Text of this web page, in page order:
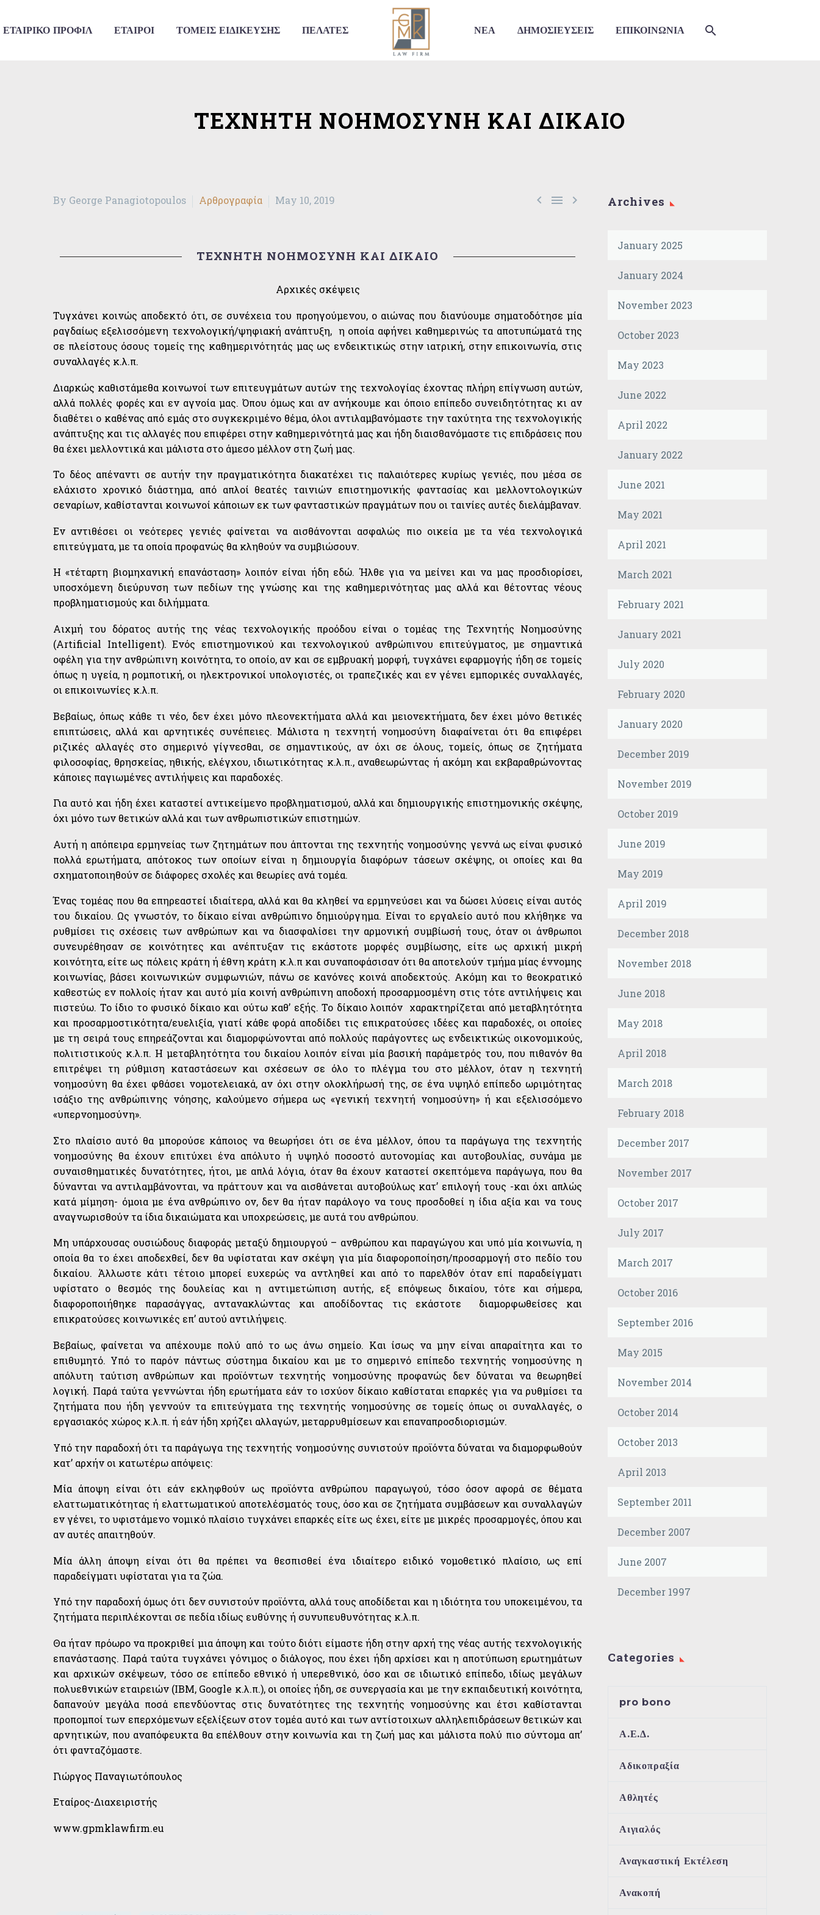
ΕΤΑΙΡΙΚΟ ΠΡΟΦΙΛ ΕΤΑΙΡΟΙ ΤΟΜΕΙΣ ΕΙΔΙΚΕΥΣΗΣ ΠΕΛΑΤΕΣ ΝΕΑ ΔΗΜΟΣΙΕΥΣΕΙΣ ΕΠΙΚΟΙΝΩΝΙΑ
ΤΕΧΝΗΤΗ ΝΟΗΜΟΣΥΝΗ ΚΑΙ ΔΙΚΑΙΟ
  
By George Panagiotopoulos Αρθρογραφία May 10, 2019
ΤΕΧΝΗΤΗ ΝΟΗΜΟΣΥΝΗ ΚΑΙ ΔΙΚΑΙΟ
Αρχικές σκέψεις
Τυγχάνει κοινώς αποδεκτό ότι, σε συνέχεια του προηγούμενου, ο αιώνας που διανύουμε σηματοδότησε μία
ραγδαίως εξελισσόμενη τεχνολογική/ψηφιακή ανάπτυξη, η οποία αφήνει καθημερινώς τα αποτυπώματά της
σε πλείστους όσους τομείς της καθημερινότητάς μας ως ενδεικτικώς στην ιατρική, στην επικοινωνία, στις
συναλλαγές κ.λ.π.
Διαρκώς καθιστάμεθα κοινωνοί των επιτευγμάτων αυτών της τεχνολογίας έχοντας πλήρη επίγνωση αυτών,
αλλά πολλές φορές και εν αγνοία μας. Όπου όμως και αν ανήκουμε και όποιο επίπεδο συνειδητότητας κι αν
διαθέτει ο καθένας από εμάς στο συγκεκριμένο θέμα, όλοι αντιλαμβανόμαστε την ταχύτητα της τεχνολογικής
ανάπτυξης και τις αλλαγές που επιφέρει στην καθημερινότητά μας και ήδη διαισθανόμαστε τις επιδράσεις που
θα έχει μελλοντικά και μάλιστα στο άμεσο μέλλον στη ζωή μας.
Το δέος απέναντι σε αυτήν την πραγματικότητα διακατέχει τις παλαιότερες κυρίως γενιές, που μέσα σε
ελάχιστο χρονικό διάστημα, από απλοί θεατές ταινιών επιστημονικής φαντασίας και μελλοντολογικών
σεναρίων, καθίστανται κοινωνοί κάποιων εκ των φανταστικών πραγμάτων που οι ταινίες αυτές διελάμβαναν.
Εν αντιθέσει οι νεότερες γενιές φαίνεται να αισθάνονται ασφαλώς πιο οικεία με τα νέα τεχνολογικά
επιτεύγματα, με τα οποία προφανώς θα κληθούν να συμβιώσουν.
Η «τέταρτη βιομηχανική επανάσταση» λοιπόν είναι ήδη εδώ. Ήλθε για να μείνει και να μας προσδιορίσει,
υποσχόμενη διεύρυνση των πεδίων της γνώσης και της καθημερινότητας μας αλλά και θέτοντας νέους
προβληματισμούς και διλήμματα.
Αιχμή του δόρατος αυτής της νέας τεχνολογικής προόδου είναι ο τομέας της Τεχνητής Νοημοσύνης
(Artificial Intelligent). Ενός επιστημονικού και τεχνολογικού ανθρώπινου επιτεύγματος, με σημαντικά
οφέλη για την ανθρώπινη κοινότητα, το οποίο, αν και σε εμβρυακή μορφή, τυγχάνει εφαρμογής ήδη σε τομείς
όπως η υγεία, η ρομποτική, οι ηλεκτρονικοί υπολογιστές, οι τραπεζικές και εν γένει εμπορικές συναλλαγές,
οι επικοινωνίες κ.λ.π.
Βεβαίως, όπως κάθε τι νέο, δεν έχει μόνο πλεονεκτήματα αλλά και μειονεκτήματα, δεν έχει μόνο θετικές
επιπτώσεις, αλλά και αρνητικές συνέπειες. Μάλιστα η τεχνητή νοημοσύνη διαφαίνεται ότι θα επιφέρει
ριζικές αλλαγές στο σημερινό γίγνεσθαι, σε σημαντικούς, αν όχι σε όλους, τομείς, όπως σε ζητήματα
φιλοσοφίας, θρησκείας, ηθικής, ελέγχου, ιδιωτικότητας κ.λ.π., αναθεωρώντας ή ακόμη και εκβαραθρώνοντας
κάποιες παγιωμένες αντιλήψεις και παραδοχές.
Για αυτό και ήδη έχει καταστεί αντικείμενο προβληματισμού, αλλά και δημιουργικής επιστημονικής σκέψης,
όχι μόνο των θετικών αλλά και των ανθρωπιστικών επιστημών.
Αυτή η απόπειρα ερμηνείας των ζητημάτων που άπτονται της τεχνητής νοημοσύνης γεννά ως είναι φυσικό
πολλά ερωτήματα, απότοκος των οποίων είναι η δημιουργία διαφόρων τάσεων σκέψης, οι οποίες και θα
σχηματοποιηθούν σε διάφορες σχολές και θεωρίες ανά τομέα.
Ένας τομέας που θα επηρεαστεί ιδιαίτερα, αλλά και θα κληθεί να ερμηνεύσει και να δώσει λύσεις είναι αυτός
του δικαίου. Ως γνωστόν, το δίκαιο είναι ανθρώπινο δημιούργημα. Είναι το εργαλείο αυτό που κλήθηκε να
ρυθμίσει τις σχέσεις των ανθρώπων και να διασφαλίσει την αρμονική συμβίωσή τους, όταν οι άνθρωποι
συνευρέθησαν σε κοινότητες και ανέπτυξαν τις εκάστοτε μορφές συμβίωσης, είτε ως αρχική μικρή
κοινότητα, είτε ως πόλεις κράτη ή έθνη κράτη κ.λ.π και συναποφάσισαν ότι θα αποτελούν τμήμα μίας έννομης
κοινωνίας, βάσει κοινωνικών συμφωνιών, πάνω σε κανόνες κοινά αποδεκτούς. Ακόμη και το θεοκρατικό
καθεστώς εν πολλοίς ήταν και αυτό μία κοινή ανθρώπινη αποδοχή προσαρμοσμένη στις τότε αντιλήψεις και
πιστεύω. Το ίδιο το φυσικό δίκαιο και ούτω καθ’ εξής. Το δίκαιο λοιπόν χαρακτηρίζεται από μεταβλητότητα
και προσαρμοστικότητα/ευελιξία, γιατί κάθε φορά αποδίδει τις επικρατούσες ιδέες και παραδοχές, οι οποίες
με τη σειρά τους επηρεάζονται και διαμορφώνονται από πολλούς παράγοντες ως ενδεικτικώς οικονομικούς,
πολιτιστικούς κ.λ.π. Η μεταβλητότητα του δικαίου λοιπόν είναι μία βασική παράμετρός του, που πιθανόν θα
επιτρέψει τη ρύθμιση καταστάσεων και σχέσεων σε όλο το πλέγμα του στο μέλλον, όταν η τεχνητή
νοημοσύνη θα έχει φθάσει νομοτελειακά, αν όχι στην ολοκλήρωσή της, σε ένα υψηλό επίπεδο ωριμότητας
ισάξιο της ανθρώπινης νόησης, καλούμενο σήμερα ως «γενική τεχνητή νοημοσύνη» ή και εξελισσόμενο
«υπερνοημοσύνη».
Στο πλαίσιο αυτό θα μπορούσε κάποιος να θεωρήσει ότι σε ένα μέλλον, όπου τα παράγωγα της τεχνητής
νοημοσύνης θα έχουν επιτύχει ένα απόλυτο ή υψηλό ποσοστό αυτονομίας και αυτοβουλίας, συνάμα με
συναισθηματικές δυνατότητες, ήτοι, με απλά λόγια, όταν θα έχουν καταστεί σκεπτόμενα παράγωγα, που θα
δύνανται να αντιλαμβάνονται, να πράττουν και να αισθάνεται αυτοβούλως κατ’ επιλογή τους -και όχι απλώς
κατά μίμηση- όμοια με ένα ανθρώπινο ον, δεν θα ήταν παράλογο να τους προσδοθεί η ίδια αξία και να τους
αναγνωρισθούν τα ίδια δικαιώματα και υποχρεώσεις, με αυτά του ανθρώπου.
Μη υπάρχουσας ουσιώδους διαφοράς μεταξύ δημιουργού – ανθρώπου και παραγώγου και υπό μία κοινωνία, η
οποία θα το έχει αποδεχθεί, δεν θα υφίσταται καν σκέψη για μία διαφοροποίηση/προσαρμογή στο πεδίο του
δικαίου. Άλλωστε κάτι τέτοιο μπορεί ευχερώς να αντληθεί και από το παρελθόν όταν επί παραδείγματι
υφίστατο ο θεσμός της δουλείας και η αντιμετώπιση αυτής, εξ επόψεως δικαίου, τότε και σήμερα,
διαφοροποιήθηκε παρασάγγας, αντανακλώντας και αποδίδοντας τις εκάστοτε διαμορφωθείσες και
επικρατούσες κοινωνικές επ’ αυτού αντιλήψεις.
Βεβαίως, φαίνεται να απέχουμε πολύ από το ως άνω σημείο. Και ίσως να μην είναι απαραίτητα και το
επιθυμητό. Υπό το παρόν πάντως σύστημα δικαίου και με το σημερινό επίπεδο τεχνητής νοημοσύνης η
απόλυτη ταύτιση ανθρώπων και προϊόντων τεχνητής νοημοσύνης προφανώς δεν δύναται να θεωρηθεί
λογική. Παρά ταύτα γεννώνται ήδη ερωτήματα εάν το ισχύον δίκαιο καθίσταται επαρκές για να ρυθμίσει τα
ζητήματα που ήδη γεννούν τα επιτεύγματα της τεχνητής νοημοσύνης σε τομείς όπως οι συναλλαγές, ο
εργασιακός χώρος κ.λ.π. ή εάν ήδη χρήζει αλλαγών, μεταρρυθμίσεων και επαναπροσδιορισμών.
Υπό την παραδοχή ότι τα παράγωγα της τεχνητής νοημοσύνης συνιστούν προϊόντα δύναται να διαμορφωθούν
κατ’ αρχήν οι κατωτέρω απόψεις:
Μία άποψη είναι ότι εάν εκληφθούν ως προϊόντα ανθρώπου παραγωγού, τόσο όσον αφορά σε θέματα
ελαττωματικότητας ή ελαττωματικού αποτελέσματός τους, όσο και σε ζητήματα συμβάσεων και συναλλαγών
εν γένει, το υφιστάμενο νομικό πλαίσιο τυγχάνει επαρκές είτε ως έχει, είτε με μικρές προσαρμογές, όπου και
αν αυτές απαιτηθούν.
Μία άλλη άποψη είναι ότι θα πρέπει να θεσπισθεί ένα ιδιαίτερο ειδικό νομοθετικό πλαίσιο, ως επί
παραδείγματι υφίσταται για τα ζώα.
Υπό την παραδοχή όμως ότι δεν συνιστούν προϊόντα, αλλά τους αποδίδεται και η ιδιότητα του υποκειμένου, τα
ζητήματα περιπλέκονται σε πεδία ιδίως ευθύνης ή συνυπευθυνότητας κ.λ.π.
Θα ήταν πρόωρο να προκριθεί μια άποψη και τούτο διότι είμαστε ήδη στην αρχή της νέας αυτής τεχνολογικής
επανάστασης. Παρά ταύτα τυγχάνει γόνιμος ο διάλογος, που έχει ήδη αρχίσει και η αποτύπωση ερωτημάτων
και αρχικών σκέψεων, τόσο σε επίπεδο εθνικό ή υπερεθνικό, όσο και σε ιδιωτικό επίπεδο, ιδίως μεγάλων
πολυεθνικών εταιρειών (IBM, Google κ.λ.π.), οι οποίες ήδη, σε συνεργασία και με την εκπαιδευτική κοινότητα,
δαπανούν μεγάλα ποσά επενδύοντας στις δυνατότητες της τεχνητής νοημοσύνης και έτσι καθίστανται
προπομποί των επερχόμενων εξελίξεων στον τομέα αυτό και των αντίστοιχων αλληλεπιδράσεων θετικών και
αρνητικών, που αναπόφευκτα θα επέλθουν στην κοινωνία και τη ζωή μας και μάλιστα πολύ πιο σύντομα απ’
ότι φανταζόμαστε.
Γιώργος Παναγιωτόπουλος
Εταίρος-Διαχειριστής
www.gpmklawfirm.eu
Archives
January 2025
January 2024
November 2023
October 2023
May 2023
June 2022
April 2022
January 2022
June 2021
May 2021
April 2021
March 2021
February 2021
January 2021
July 2020
February 2020
January 2020
December 2019
November 2019
October 2019
June 2019
May 2019
April 2019
December 2018
November 2018
June 2018
May 2018
April 2018
March 2018
February 2018
December 2017
November 2017
October 2017
July 2017
March 2017
October 2016
September 2016
May 2015
November 2014
October 2014
October 2013
April 2013
September 2011
December 2007
June 2007
December 1997
Categories
pro bono
Α.Ε.Δ.
Αδικοπραξία
Αθλητές
Αιγιαλός
Αναγκαστική Εκτέλεση
Ανακοπή